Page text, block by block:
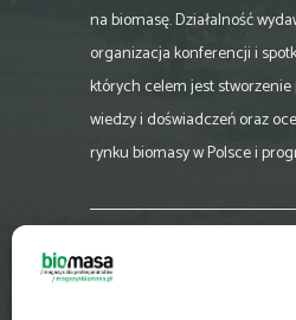
na biomasę. Działalność
organizacja konferencji i
których celem jest
wiedzy i doświadczeń oraz
rynku biomasy w Polsce i